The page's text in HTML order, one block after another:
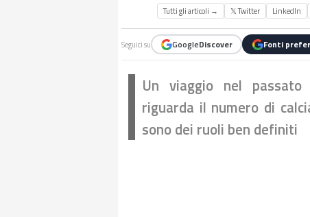
Tutti gli articoli → 𝕏 Twitter LinkedIn
Seguici su GoogleDiscover Fonti
Un viaggio nel
riguarda il numero di
sono dei ruoli ben definiti